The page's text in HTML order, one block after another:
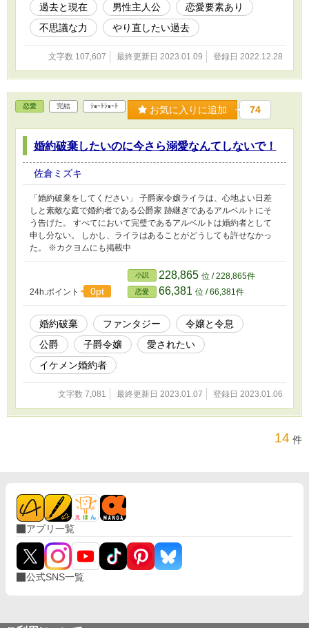
過去と現在
男性主人公
恋愛要素あり
不思議な力
やり直したい過去
文字数 107,607 最終更新日 2023.01.09 登録日 2022.12.28
恋愛 完結 ｼｮｰﾄｼｮｰﾄ お気に入りに追加 74
婚約破棄したいのに今さら溺愛なんてしないで！
佐倉ミズキ
「婚約破棄をしてください」 子爵家令嬢ライラは、心地よい日差
しと素敵な庭で婚約者である公爵家 跡継ぎであるアルベルトにそ
う告げた。 すべてにおいて完璧であるアルベルトは婚約者として
申し分ない。 しかし、ライラはあることがどうしても許せなかっ
た。 ※カクヨムにも掲載中
24h.ポイント 0pt
小説 228,865 位 / 228,865件
恋愛 66,381 位 / 66,381件
婚約破棄 ファンタジー
令嬢と令息
公爵
子爵令嬢
愛されたい
イケメン婚約者
文字数 7,081 最終更新日 2023.01.07 登録日 2023.01.06
14 件
アプリ一覧
公式SNS一覧